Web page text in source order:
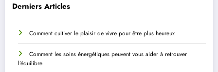
Derniers Articles
Comment cultiver le plaisir de vivre pour être plus heureux
Comment les soins énergétiques peuvent vous aider à retrouver
l’équilibre